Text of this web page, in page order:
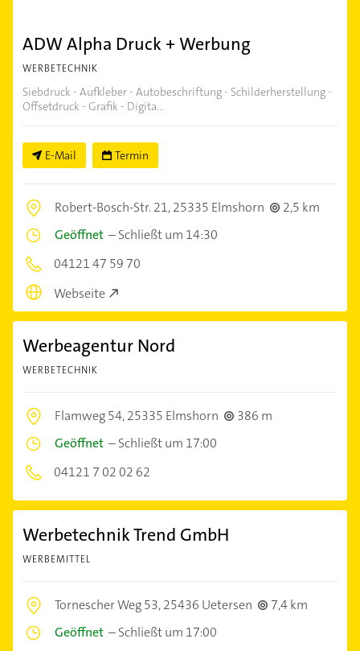
ADW Alpha Druck + Werbung
WERBETECHNIK
Siebdruck - Aufkleber - Autobeschriftung - Schilderherstellung -
Offsetdruck - Grafik - Digita...
E-Mail Termin
Robert-Bosch-Str. 21,25335 Elmshorn
2,5 km
Geöffnet –Schließt um 14:30
04121 47 59 70
Webseite
Werbeagentur Nord
WERBETECHNIK
Flamweg 54,25335 Elmshorn
386 m
Geöffnet –Schließt um 17:00
04121 7 02 02 62
Werbetechnik Trend GmbH
WERBEMITTEL
Tornescher Weg 53,25436 Uetersen
7,4 km
Geöffnet –Schließt um 17:00